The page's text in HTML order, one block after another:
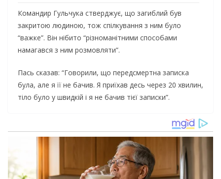
Командир Гульчука стверджує, що загиблий був
закритою людиною, тож спілкування з ним було
“важке”. Він нібито “різноманітними способами
намагався з ним розмовляти”.
Пась сказав: “Говорили, що передсмертна записка
була, але я її не бачив. Я приїхав десь через 20 хвилин,
тіло було у швидкій і я не бачив тієї записки”.